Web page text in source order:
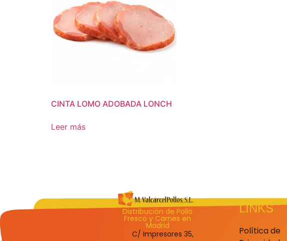
CINTA LOMO ADOBADA LONCH
Leer más
Distribución de Pollo
Fresco y Carnes en
Madrid
C/ Impresores 35,
LINKS
Política de